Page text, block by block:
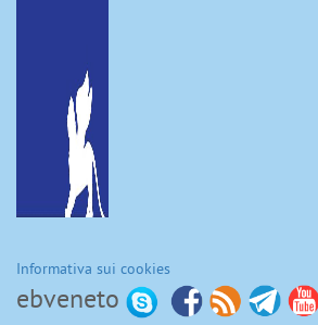
Informativa sui cookies
ebveneto